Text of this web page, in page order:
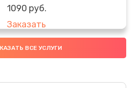
1090 руб.
Заказать
вебкамеры
Заказать
ВСЕ УСЛУГИ